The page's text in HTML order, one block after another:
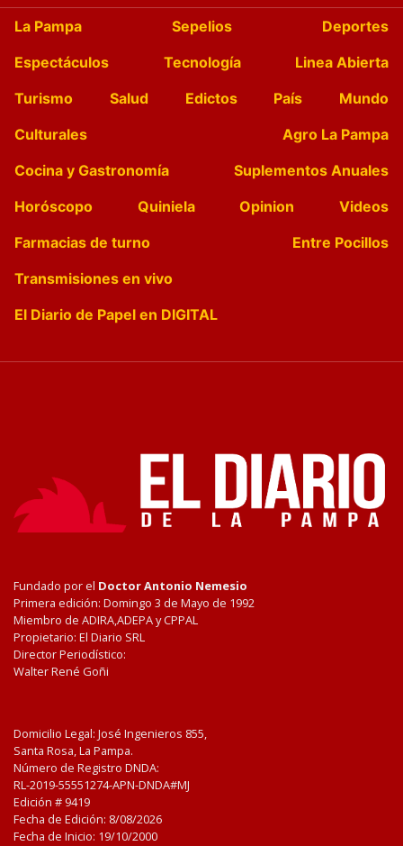
La Pampa Sepelios
Deportes
Espectáculos
Tecnología
Linea Abierta
Turismo
Salud Edictos País
Mundo
Culturales
Agro La Pampa
Cocina y Gastronomía
Suplementos Anuales
Horóscopo
Quiniela Opinion
Videos
Farmacias de turno
Entre Pocillos
Transmisiones en vivo
El Diario de Papel en DIGITAL
Fundado por el Doctor Antonio Nemesio
Primera edición: Domingo 3 de Mayo de 1992
Miembro de ADIRA,ADEPA y CPPAL
Propietario: El Diario SRL
Director Periodístico:
Walter René Goñi
Domicilio Legal: José Ingenieros 855,
Santa Rosa, La Pampa.
Número de Registro DNDA:
RL-2019-55551274-APN-DNDA#MJ
Edición # 9419
Fecha de Edición: 8/08/2026
Fecha de Inicio: 19/10/2000